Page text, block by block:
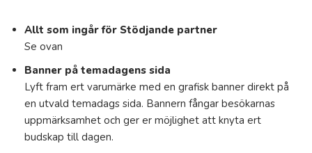
Allt som ingår för Stödjande partner
Se ovan
Banner på temadagens sida
Lyft fram ert varumärke med en grafisk banner direkt på
en utvald temadags sida. Bannern fångar besökarnas
uppmärksamhet och ger er möjlighet att knyta ert
budskap till dagen.